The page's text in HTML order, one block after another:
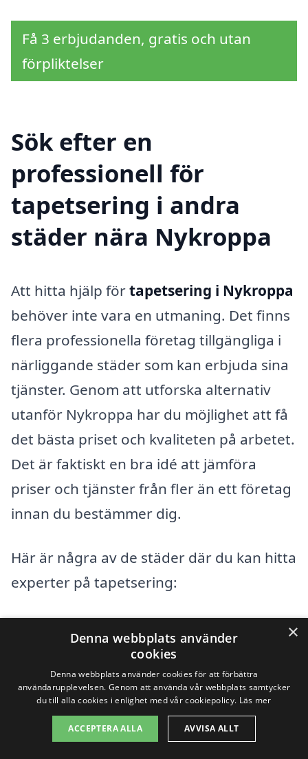
Få 3 erbjudanden, gratis och utan
förpliktelser
Sök efter en
professionell för
tapetsering i andra
städer nära Nykroppa
Att hitta hjälp förtapetsering i Nykroppa
behöver inte vara en utmaning. Det finns
flera professionella företag tillgängliga i
närliggande städer som kan erbjuda sina
tjänster. Genom att utforska alternativ
utanför Nykroppa har du möjlighet att få
det bästa priset och kvaliteten på arbetet.
Det är faktiskt en bra idé att jämföra
priser och tjänster från fler än ett företag
innan du bestämmer dig.
Här är några av de städer där du kan hitta
experter på tapetsering:
Kristinehamn
Hagfors
×
Denna webbplats använder
cookies
Denna webbplats använder cookies för att förbättra
användarupplevelsen. Genom att använda vår webbplats samtycker
du till alla cookies i enlighet med vår cookiepolicy. Läs mer
ACCEPTERA ALLA AVVISA ALLT